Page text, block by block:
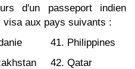
d'un passeport indien
visa aux pays suivants :
Philippines
Qatar